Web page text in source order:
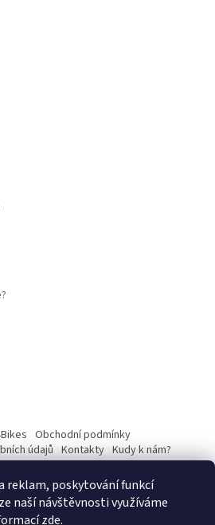
reklam, poskytování funkcí
naší návštěvnosti využíváme
zde.
Obchodní podmínky
údajů Kontakty Kudy k nám?